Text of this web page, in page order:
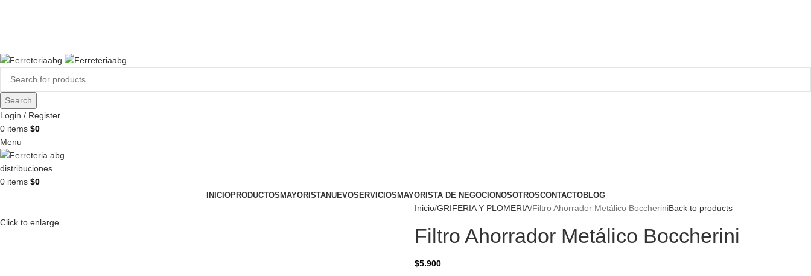
Search
Login / Register
0 items $0
Menu
0 items $0
INICIOPRODUCTOS MAYORISTANUEVOSERVICIOS MAYORISTA DE NEGOCIONOSOTROSCONTACTOBLOG
Click to enlarge
Inicio GRIFERIA Y PLOMERIA Filtro Ahorrador Metálico BoccheriniBack to products
Filtro Ahorrador Metálico Boccherini
$5.900